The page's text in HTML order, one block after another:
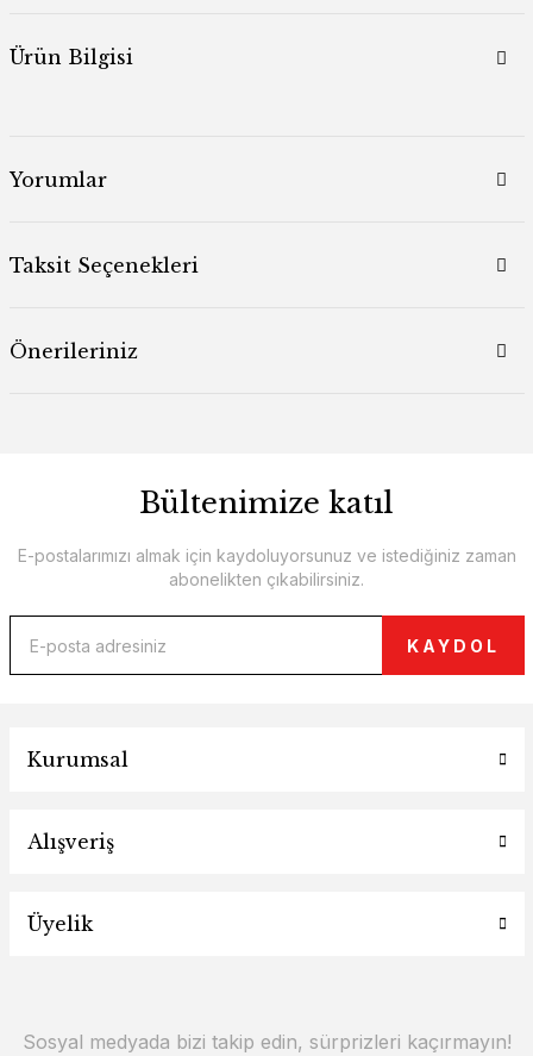
Ürün Bilgisi
Yorumlar
Taksit Seçenekleri
Önerileriniz
Bültenimize katıl
E-postalarımızı almak için kaydoluyorsunuz ve istediğiniz zaman
abonelikten çıkabilirsiniz.
KAYDOL
Kurumsal
Alışveriş
Üyelik
Sosyal medyada bizi takip edin, sürprizleri kaçırmayın!